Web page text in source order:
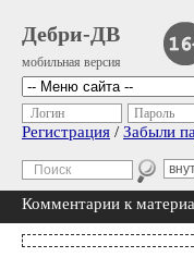
Дебри-ДВ
мобильная версия
Логин Пароль
Регистрация / Забыли
Комментарии к